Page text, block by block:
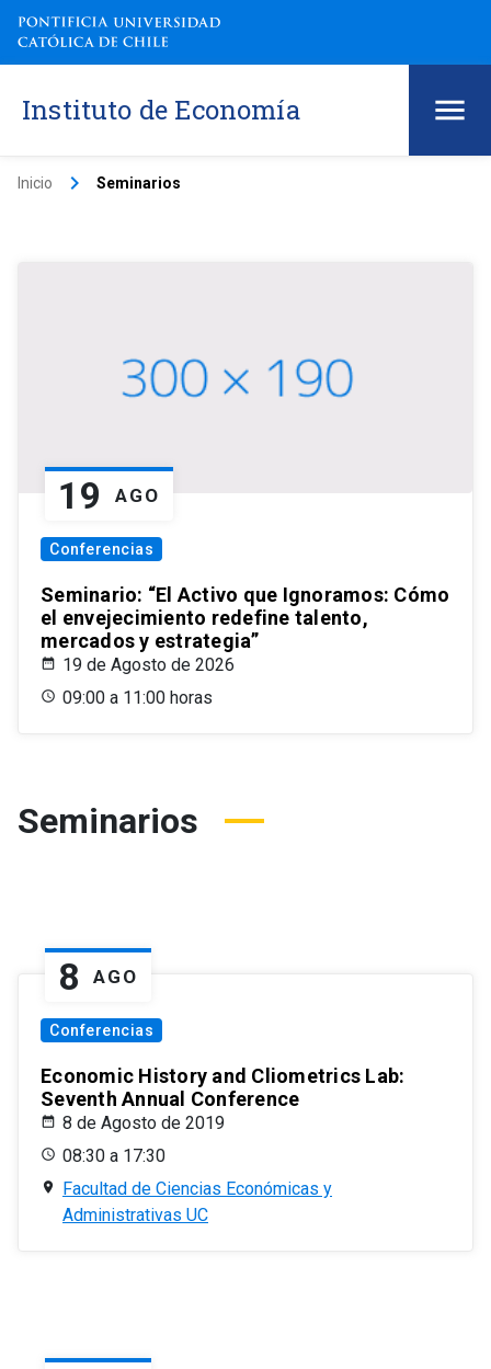
Instituto de Economía
Inicio keyboard_arrow_right Seminarios
19 AGO
Conferencias
Seminario: “El Activo que Ignoramos: Cómo
el envejecimiento redefine talento,
mercados y estrategia”
19 de Agosto de 2026
09:00 a 11:00 horas
Seminarios
8 AGO
Conferencias
Economic History and Cliometrics Lab:
Seventh Annual Conference
8 de Agosto de 2019
08:30 a 17:30
Facultad de Ciencias Económicas y
Administrativas UC